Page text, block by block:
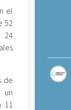
el
52
24
de
un
11